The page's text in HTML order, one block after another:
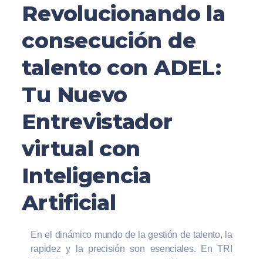
Revolucionando la
consecución de
talento con ADEL:
Tu Nuevo
Entrevistador
virtual con
Inteligencia
Artificial
En el dinámico mundo de la gestión de talento, la
rapidez y la precisión son esenciales. En TRI